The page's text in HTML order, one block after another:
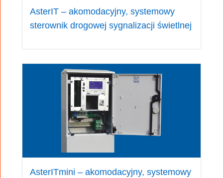
Konsola operatorska
AsterIT – akomodacyjny, systemowy
sterownik drogowej sygnalizacji świetlnej
AsterITmini – akomodacyjny, systemowy